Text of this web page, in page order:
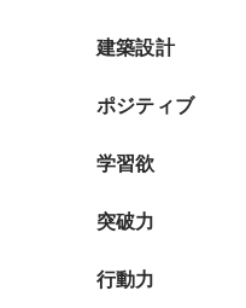
建築設計
ポジティブ
学習欲
突破力
行動力